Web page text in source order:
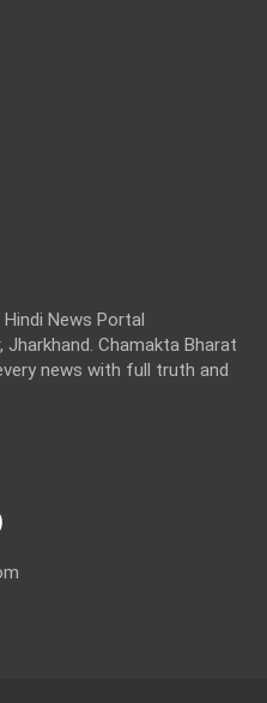
News Portal
Chamakta Bharat
news with full truth and